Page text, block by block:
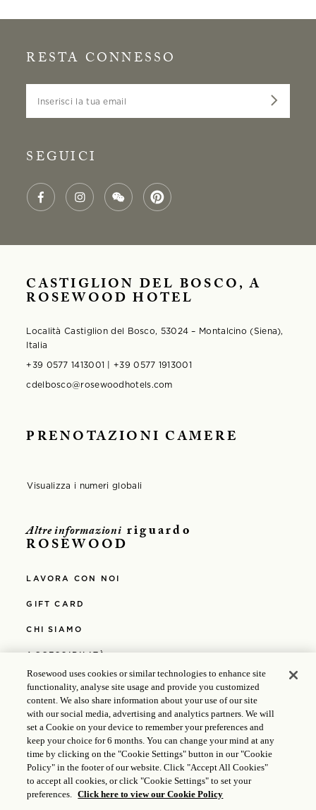
RESTA CONNESSO
SEGUICI
Altre informazioni riguardo
ROSEWOOD
LAVORA CON NOI
GIFT CARD
CHI SIAMO
ACCESSIBILITÀ
MEDIA
POLITICHE DEL RESORT
INFORMATIVA SULLA PRIVACY
INFORMATIVA SUI COOKIE
CASTIGLION DEL BOSCO, A
ROSEWOOD HOTEL
Località Castiglion del Bosco, 53024 – Montalcino (Siena),
Italia
+39 0577 1413001 | +39 0577 1913001
cdelbosco@rosewoodhotels.com
PRENOTAZIONI CAMERE
Visualizza i numeri globali
Rosewood uses cookies or similar technologies to enhance site
functionality, analyse site usage and provide you customized
content. We also share information about your use of our site
with our social media, advertising and analytics partners. We will
set a Cookie on your device to remember your preferences and
keep your choice for 6 months. You can change your mind at any
time by clicking on the "Cookie Settings" button in our "Cookie
Policy" in the footer of our website. Click "Accept All Cookies"
to accept all cookies, or click "Cookie Settings" to set your
preferences. Click here to view our Cookie Policy